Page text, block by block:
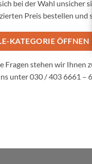
bei der Wahl unsicher
Preis bestellen und
KATEGORIE ÖFFNEN
Fragen stehen wir Ihnen
unter 030 / 403 6661 –